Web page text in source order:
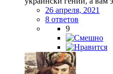
26 апреля, 2021
8 ответов
9